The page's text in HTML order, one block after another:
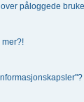
påloggede
mer?!